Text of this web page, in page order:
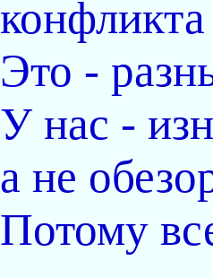
Это -
У нас -
а не
Потому